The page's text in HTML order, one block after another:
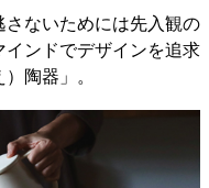
さないためには先入観の
ンドでデザインを追求
陶器」。